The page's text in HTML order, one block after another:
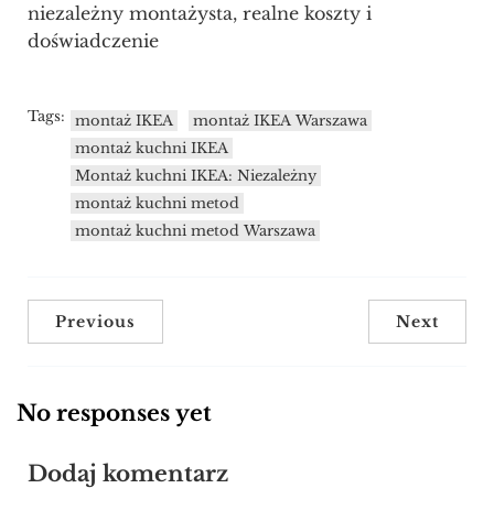
niezależny montażysta, realne koszty i
doświadczenie
Tags: montaż IKEA
montaż IKEA Warszawa
montaż kuchni IKEA
Montaż kuchni IKEA: Niezależny
montaż kuchni metod
montaż kuchni metod Warszawa
Previous Next
No responses yet
Dodaj komentarz